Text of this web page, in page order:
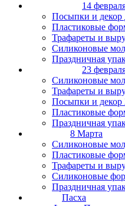
14
Посыпки и
Пластиковые
Трафареты и
Силиконовые
Праздничная
23
Силиконовые
Трафареты и
Посыпки и декор
Пластиковые
Праздничная
8 Марта
Силиконовые
Пластиковые
Трафареты и
Силиконовые
Праздничная
Пасха